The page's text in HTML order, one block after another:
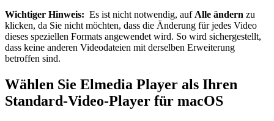
Wichtiger Hinweis: Es ist nicht notwendig, auf Alle ändern zu
klicken, da Sie nicht möchten, dass die Änderung für jedes Video
dieses speziellen Formats angewendet wird. So wird sichergestellt,
dass keine anderen Videodateien mit derselben Erweiterung
betroffen sind.
Wählen Sie Elmedia Player als Ihren
Standard-Video-Player für macOS